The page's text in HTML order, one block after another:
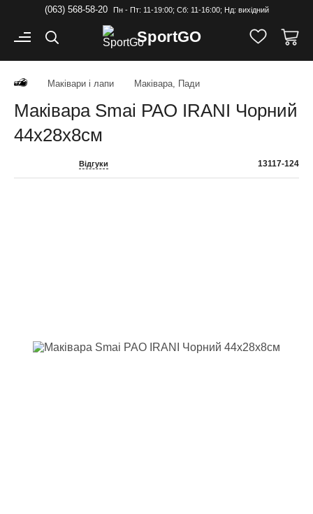
(063) 568-58-20 Пн - Пт: 11-19:00; Cб: 11-16:00; Нд: вихідний
SportGO
Маківари і лапи Маківара, Пади
Маківара Smai PAO IRANI Чорний
44х28х8см
Відгуки 13117-124